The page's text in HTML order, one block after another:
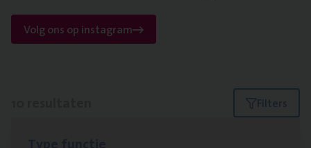
Volg ons op instagram
Filters